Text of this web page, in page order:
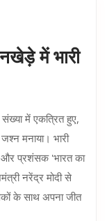
में भारी
में एकत्रित हुए,
मनाया। भारी
और प्रशंसक 'भारत का
नरेंद्र मोदी से
के साथ अपना जीत